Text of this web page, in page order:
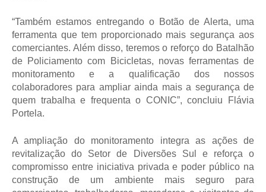
“Também estamos entregando o Botão de Alerta, uma
ferramenta que tem proporcionado mais segurança aos
comerciantes. Além disso, teremos o reforço do Batalhão
de Policiamento com Bicicletas, novas ferramentas de
monitoramento e a qualificação dos nossos
colaboradores para ampliar ainda mais a segurança de
quem trabalha e frequenta o CONIC”, concluiu Flávia
Portela.
A ampliação do monitoramento integra as ações de
revitalização do Setor de Diversões Sul e reforça o
compromisso entre iniciativa privada e poder público na
construção de um ambiente mais seguro para